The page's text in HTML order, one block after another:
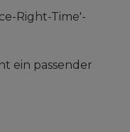
Right-Time'-
ein passender